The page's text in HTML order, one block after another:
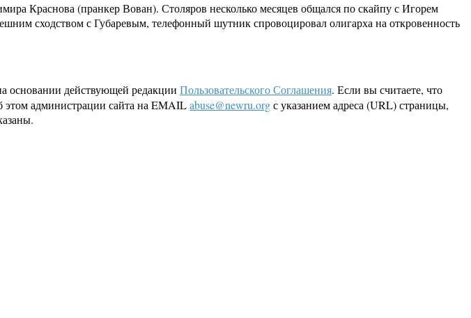
Краснова (пранкер Вован). Столяров несколько месяцев общался по скайпу с Игорем
сходством с Губаревым, телефонный шутник спровоцировал олигарха на откровенность
основании действующей редакции Пользовательского Соглашения. Если вы считаете, что
этом администрации сайта на EMAILabuse@newru.orgс указанием адреса (URL) страницы,